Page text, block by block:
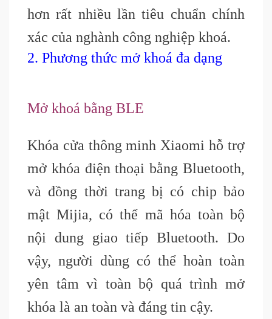
hơn rất nhiều lần tiêu chuẩn chính
xác của nghành công nghiệp khoá.
2. Phương thức mở khoá đa dạng
Mở khoá bằng BLE
Khóa cửa thông minh Xiaomi hỗ trợ
mở khóa điện thoại bằng Bluetooth,
và đồng thời trang bị có chip bảo
mật Mijia, có thể mã hóa toàn bộ
nội dung giao tiếp Bluetooth. Do
vậy, người dùng có thể hoàn toàn
yên tâm vì toàn bộ quá trình mở
khóa là an toàn và đáng tin cậy.